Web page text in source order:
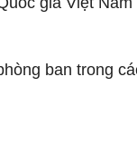
ban trong